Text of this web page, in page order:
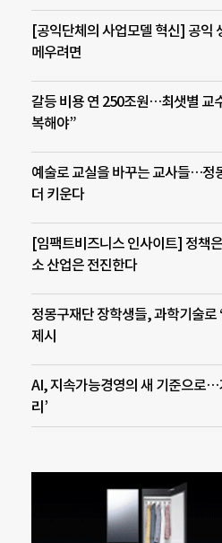
[공익단체의 사업모델 혁신] 공익
메우려면
갈등 비용 연 250조원…최샛별 교
복해야”
예술로 교실을 바꾸는 교사들…정
더 키운다
[임팩트비즈니스 인사이트] 정책
소 산업은 전진한다
정몽구재단 장학생들, 과학기술로
제시
AI, 지속가능경영의 새 기준으로…
리’